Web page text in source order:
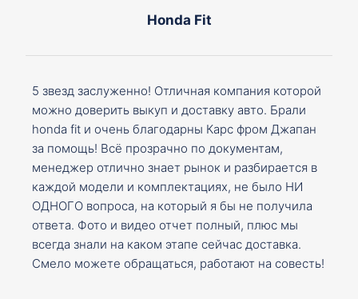
Honda Fit
5 звезд заслуженно! Отличная компания которой
можно доверить выкуп и доставку авто. Брали
honda fit и очень благодарны Карс фром Джапан
за помощь! Всё прозрачно по документам,
менеджер отлично знает рынок и разбирается в
каждой модели и комплектациях, не было НИ
ОДНОГО вопроса, на который я бы не получила
ответа. Фото и видео отчет полный, плюс мы
всегда знали на каком этапе сейчас доставка.
Смело можете обращаться, работают на совесть!